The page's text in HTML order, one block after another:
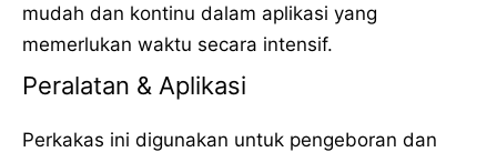
mudah dan kontinu dalam aplikasi yang
memerlukan waktu secara intensif.
Peralatan & Aplikasi
Perkakas ini digunakan untuk pengeboran dan